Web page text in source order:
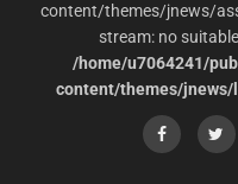
content/themes/jnews/
stream: no
/home/u7064241/
content/themes/